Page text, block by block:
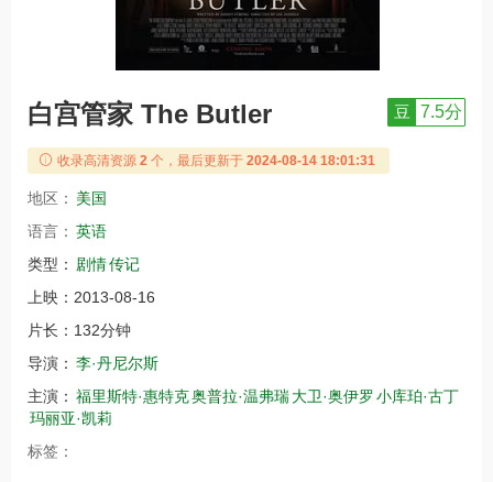
白宫管家 The Butler 豆 7.5分
收录高清资源 2 个，最后更新于 2024-08-14 18:01:31
地区： 美国
语言： 英语
类型： 剧情传记
上映： 2013-08-16
片长： 132分钟
导演： 李·丹尼尔斯
主演： 福里斯特·惠特克奥普拉·温弗瑞大卫·奥伊罗小库珀·古丁
玛丽亚·凯莉
标签：